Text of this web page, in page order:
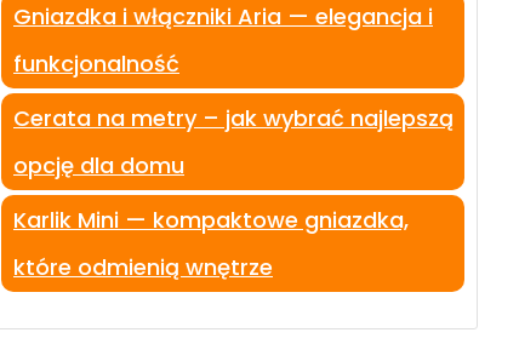
Gniazdka i włączniki Aria — elegancja i
funkcjonalność
Cerata na metry – jak wybrać najlepszą
opcję dla domu
Karlik Mini — kompaktowe gniazdka,
które odmienią wnętrze